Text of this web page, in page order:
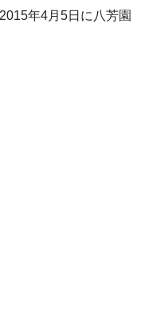
年4月5日に八芳園